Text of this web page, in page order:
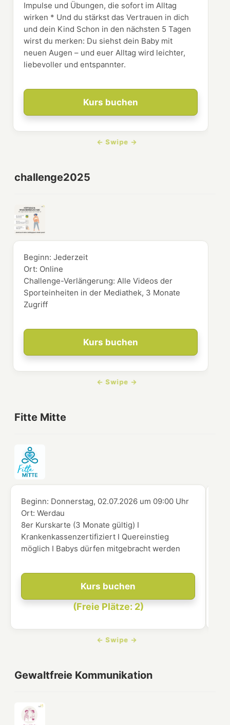
Kurs buchen
Impulse und Übungen, die sofort im Alltag
wirken * Und du stärkst das Vertrauen in dich
und dein Kind Schon in den nächsten 5 Tagen
wirst du merken: Du siehst dein Baby mit
neuen Augen – und euer Alltag wird leichter,
liebevoller und entspannter.
challenge2025
Kurs buchen
Beginn:Jederzeit
Ort: Online
Challenge-Verlängerung: Alle Videos der
Sporteinheiten in der Mediathek, 3 Monate
Zugriff
Fitte Mitte
Kurs buchen
(Freie Plätze: 2)
Beginn: Donnerstag, 02.07.2026 um 09:00 Uhr
Ort:Werdau
8er Kurskarte (3 Monate gültig) I
Krankenkassenzertifiziert I Quereinstieg
möglich I Babys dürfen mitgebracht werden
Gewaltfreie Kommunikation